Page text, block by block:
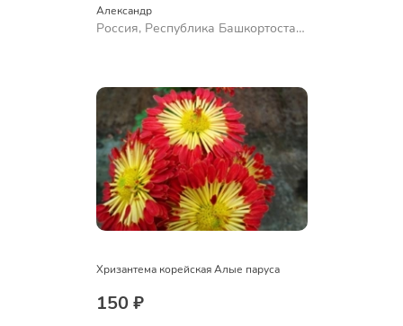
Александр
Россия, Республика Башкортостан,
Хризантема корейская Алые паруса
150 ₽